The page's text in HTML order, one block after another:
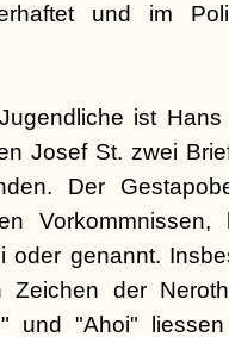
und im
ist
Josef St. zwei
Der
oder genannt.
Zeichen der
und "Ahoi"